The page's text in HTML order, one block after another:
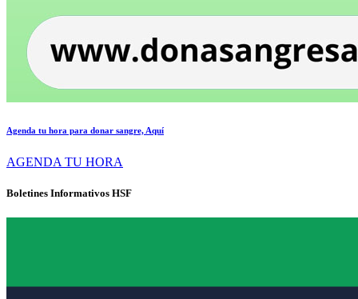
Agenda tu hora para donar sangre, Aquí
AGENDA TU HORA
Boletines Informativos HSF